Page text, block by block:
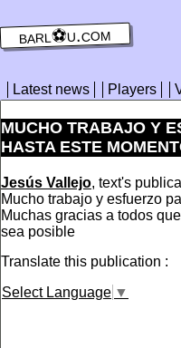
barl⚽️u.com
Latest news Players
MUCHO TRABAJO Y
HASTA ESTE
Jesús Vallejo, text's
Mucho trabajo y esfuerzo
Muchas gracias a todos
sea posible
Translate this publication :
Select Language ▼